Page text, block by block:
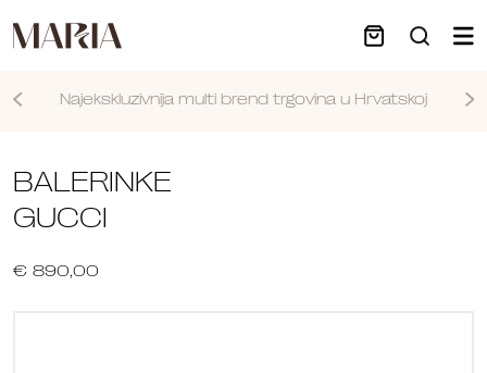
Najekskluzivnija multi brend trgovina u Hrvatskoj
BALERINKE
GUCCI
€ 890,00